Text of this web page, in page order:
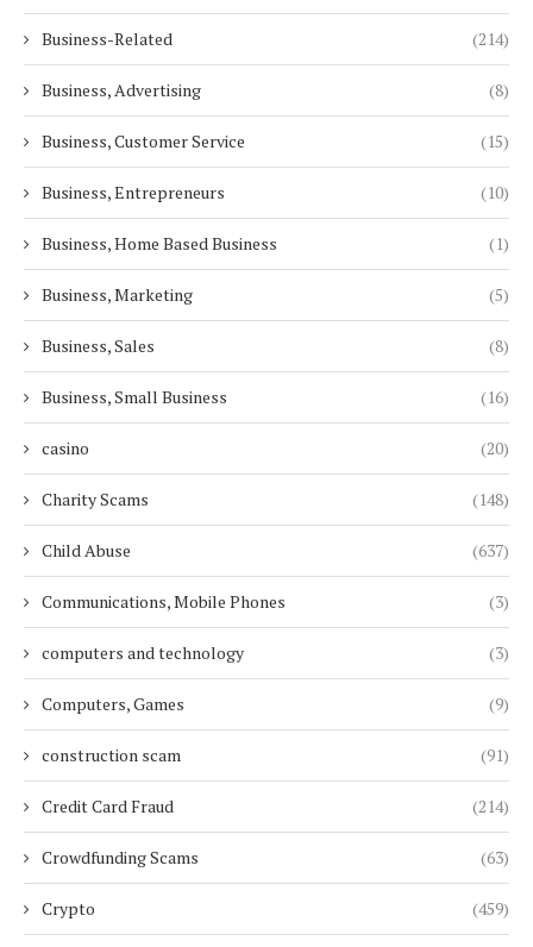
Business-Related (214)
Business, Advertising (8)
Business, Customer Service (15)
Business, Entrepreneurs (10)
Business, Home Based Business (1)
Business, Marketing (5)
Business, Sales (8)
Business, Small Business (16)
casino (20)
Charity Scams (148)
Child Abuse (637)
Communications, Mobile Phones (3)
computers and technology (3)
Computers, Games (9)
construction scam (91)
Credit Card Fraud (214)
Crowdfunding Scams (63)
Crypto (459)